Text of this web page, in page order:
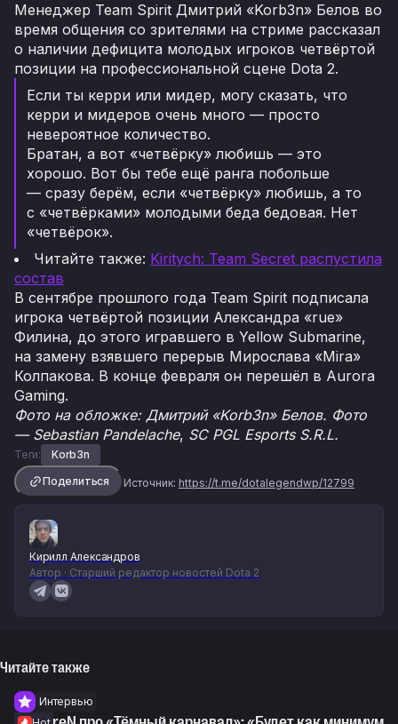
Менеджер Team Spirit Дмитрий «Korb3n» Белов во
время общения со зрителями на стриме рассказал
о наличии дефицита молодых игроков четвёртой
позиции на профессиональной сцене Dota 2.
Если ты керри или мидер, могу сказать, что
керри и мидеров очень много — просто
невероятное количество.
Братан, а вот «четвёрку» любишь — это
хорошо. Вот бы тебе ещё ранга побольше
— сразу берём, если «четвёрку» любишь, а то
с «четвёрками» молодыми беда бедовая. Нет
«четвёрок».
Читайте также: Kiritych: Team Secret распустила
состав
В сентябре прошлого года Team Spirit подписала
игрока четвёртой позиции Александра «rue»
Филина, до этого игравшего в Yellow Submarine,
на замену взявшего перерыв Мирослава «Mira»
Колпакова. В конце февраля он перешёл в Aurora
Gaming.
Фото на обложке: Дмитрий «Korb3n» Белов. Фото
— Sebastian Pandelache, SC PGL Esports S.R.L.
Теги:
Korb3n
Поделиться
Источник: https://t.me/dotalegendwp/12799
Кирилл Александров
Автор · Старший редактор новостей Dota 2
Читайте также
Интервью